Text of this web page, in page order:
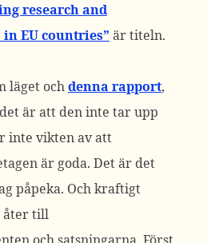
research and
EU countries” är titeln.
läget ochdenna rapport,
är att den inte tar upp
inte vikten av att
är goda. Det är det
påpeka. Och kraftigt
åter till